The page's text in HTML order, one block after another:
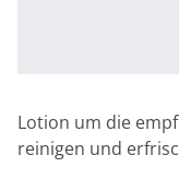
Lotion um die
reinigen und